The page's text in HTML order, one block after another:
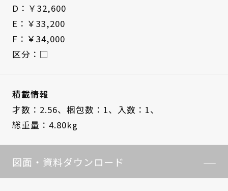
D：￥32,600
E：￥33,200
F：￥34,000
区分：□
積載情報
才数：2.56、 梱包数：1、 入数：1、
総重量：4.80kg
図面・資料ダウンロード